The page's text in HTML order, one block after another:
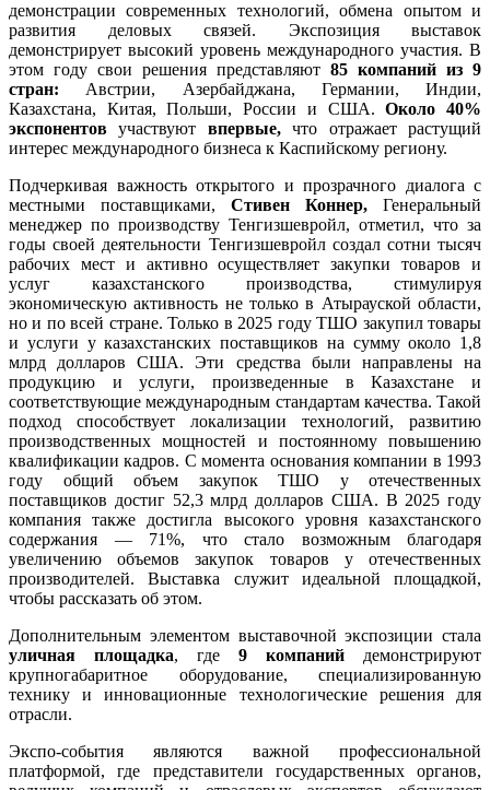
демонстрации современных технологий, обмена опытом и
развития деловых связей. Экспозиция выставок
демонстрирует высокий уровень международного участия. В
этом году свои решения представляют 85 компаний из 9
стран: Австрии, Азербайджана, Германии, Индии,
Казахстана, Китая, Польши, России и США.Около 40%
экспонентов участвуют впервые,что отражает растущий
интерес международного бизнеса к Каспийскому региону.
Подчеркивая важность открытого и прозрачного диалога с
местными поставщиками, Стивен Коннер, Генеральный
менеджер по производству Тенгизшевройл, отметил, что за
годы своей деятельности Тенгизшевройл создал сотни тысяч
рабочих мест и активно осуществляет закупки товаров и
услуг казахстанского производства, стимулируя
экономическую активность не только в Атырауской области,
но и по всей стране. Только в 2025 году ТШО закупил товары
и услуги у казахстанских поставщиков на сумму около 1,8
млрд долларов США. Эти средства были направлены на
продукцию и услуги, произведенные в Казахстане и
соответствующие международным стандартам качества. Такой
подход способствует локализации технологий, развитию
производственных мощностей и постоянному повышению
квалификации кадров. С момента основания компании в 1993
году общий объем закупок ТШО у отечественных
поставщиков достиг 52,3 млрд долларов США. В 2025 году
компания также достигла высокого уровня казахстанского
содержания — 71%, что стало возможным благодаря
увеличению объемов закупок товаров у отечественных
производителей. Выставка служит идеальной площадкой,
чтобы рассказать об этом.
Дополнительным элементом выставочной экспозиции стала
уличная площадка, где 9 компаний демонстрируют
крупногабаритное оборудование, специализированную
технику и инновационные технологические решения для
отрасли.
Экспо-события являются важной профессиональной
платформой, где представители государственных органов,